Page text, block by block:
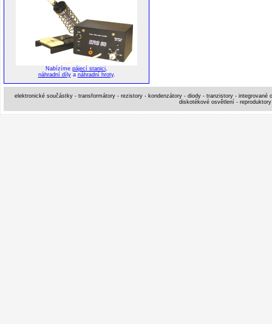
Nabízíme pájecí stanici,
náhradní dílya náhradní hroty.
elektronické součástky - transformátory - rezistory - kondenzátory - diody - tranzistory -
diskotékové osvětlení -